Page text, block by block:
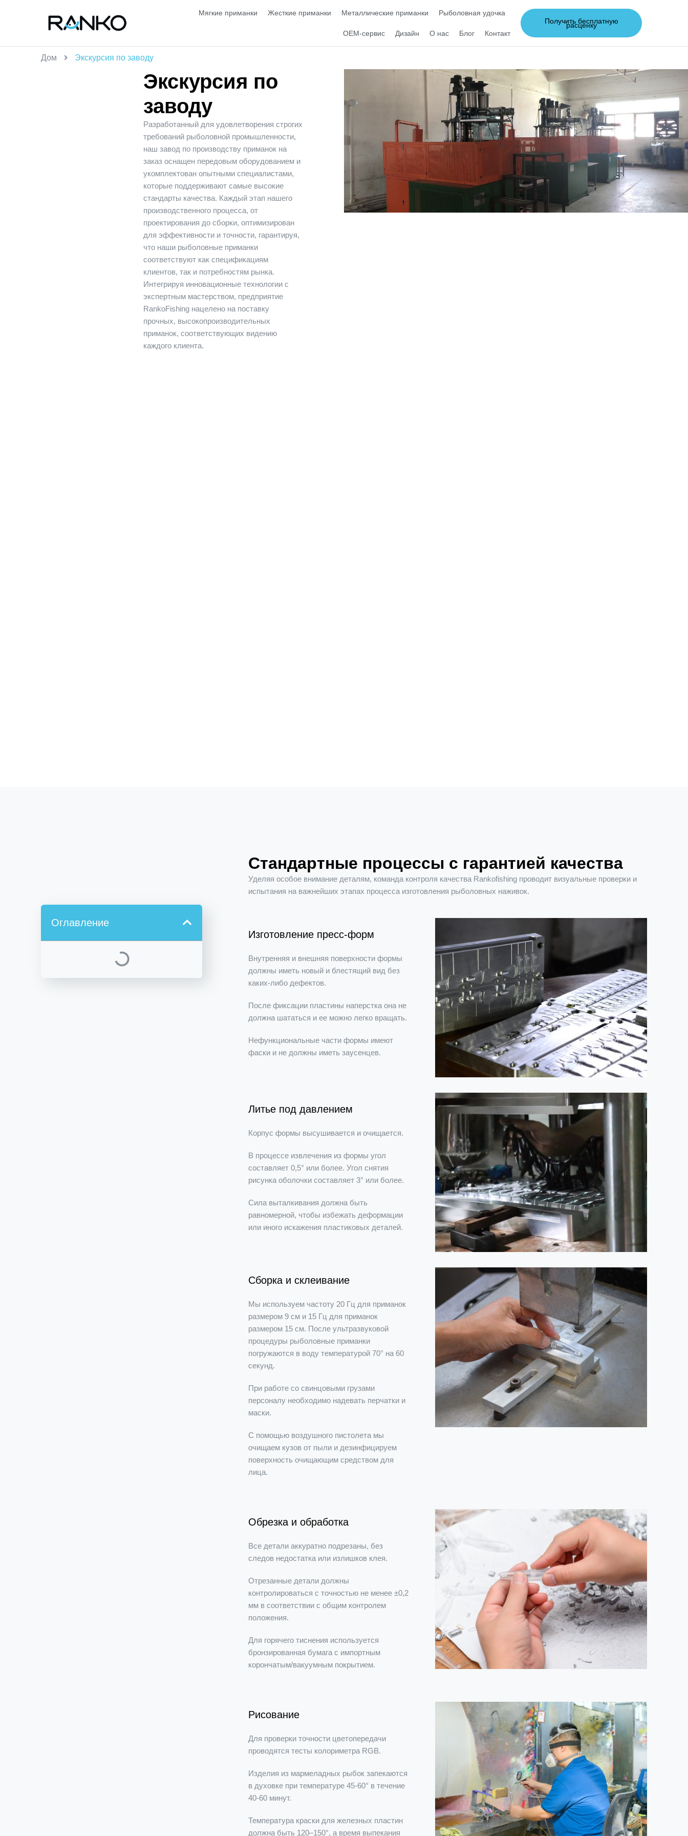
Мягкие приманки Жесткие приманки Металлические приманки Рыболовная удочка
OEM-сервис Дизайн О нас Блог Контакт
Получить бесплатную
расценку
Дом Экскурсия по заводу
Экскурсия по
заводу
Разработанный для удовлетворения строгих
требований рыболовной промышленности,
наш завод по производству приманок на
заказ оснащен передовым оборудованием и
укомплектован опытными специалистами,
которые поддерживают самые высокие
стандарты качества. Каждый этап нашего
производственного процесса, от
проектирования до сборки, оптимизирован
для эффективности и точности, гарантируя,
что наши рыболовные приманки
соответствуют как спецификациям
клиентов, так и потребностям рынка.
Интегрируя инновационные технологии с
экспертным мастерством, предприятие
RankoFishing нацелено на поставку
прочных, высокопроизводительных
приманок, соответствующих видению
каждого клиента.
Оглавление
Стандартные процессы с гарантией качества
Уделяя особое внимание деталям, команда контроля качества Rankofishing проводит визуальные проверки и
испытания на важнейших этапах процесса изготовления рыболовных наживок.
Изготовление пресс-форм
Внутренняя и внешняя поверхности формы
должны иметь новый и блестящий вид без
каких-либо дефектов.
После фиксации пластины наперстка она не
должна шататься и ее можно легко вращать.
Нефункциональные части формы имеют
фаски и не должны иметь заусенцев.
Литье под давлением
Корпус формы высушивается и очищается.
В процессе извлечения из формы угол
составляет 0,5° или более. Угол снятия
рисунка оболочки составляет 3° или более.
Сила выталкивания должна быть
равномерной, чтобы избежать деформации
или иного искажения пластиковых деталей.
Сборка и склеивание
Мы используем частоту 20 Гц для приманок
размером 9 см и 15 Гц для приманок
размером 15 см. После ультразвуковой
процедуры рыболовные приманки
погружаются в воду температурой 70° на 60
секунд.
При работе со свинцовыми грузами
персоналу необходимо надевать перчатки и
маски.
С помощью воздушного пистолета мы
очищаем кузов от пыли и дезинфицируем
поверхность очищающим средством для
лица.
Обрезка и обработка
Все детали аккуратно подрезаны, без
следов недостатка или излишков клея.
Отрезанные детали должны
контролироваться с точностью не менее ±0,2
мм в соответствии с общим контролем
положения.
Для горячего тиснения используется
бронзированная бумага с импортным
корончатым/вакуумным покрытием.
Рисование
Для проверки точности цветопередачи
проводятся тесты колориметра RGB.
Изделия из мармеладных рыбок запекаются
в духовке при температуре 45-60° в течение
40-60 минут.
Температура краски для железных пластин
должна быть 120–150°, а время выпекания